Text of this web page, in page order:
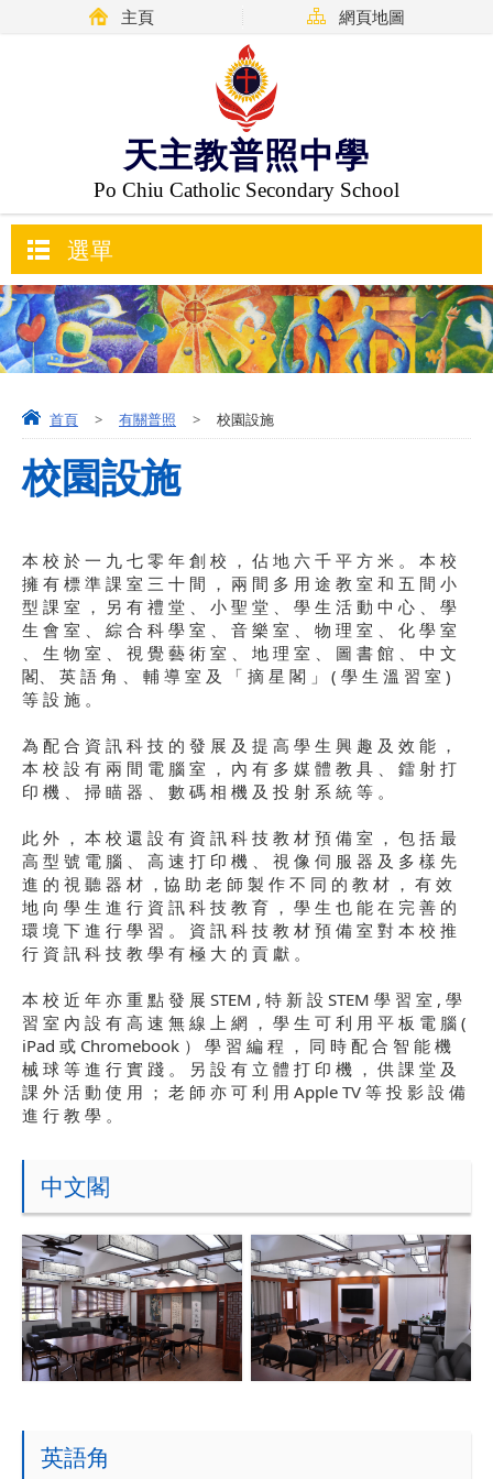
天主教普照中學
Po Chiu Catholic Secondary School
主頁 網頁地圖
選單
首頁 > 有關普照 > 校園設施
校園設施
本 校 於 一 九 七 零 年 創 校 ， 佔 地 六 千 平 方 米 。 本 校
擁 有 標 準 課 室 三 十 間 ， 兩 間 多 用 途 教 室 和 五 間 小
型 課 室 ， 另 有 禮 堂 、 小 聖 堂 、 學 生 活 動 中 心 、 學
生 會 室 、 綜 合 科 學 室 、 音 樂 室 、 物 理 室 、 化 學 室
、 生 物 室 、 視 覺 藝 術 室 、 地 理 室 、 圖 書 館 、 中 文
閣、 英 語 角 、 輔 導 室 及 「 摘 星 閣 」 ( 學 生 溫 習 室 )
等 設 施 。
為 配 合 資 訊 科 技 的 發 展 及 提 高 學 生 興 趣 及 效 能 ，
本 校 設 有 兩 間 電 腦 室 ， 內 有 多 媒 體 教 具 、 鐳 射 打
印 機 、 掃 瞄 器 、 數 碼 相 機 及 投 射 系 統 等 。
此 外 ， 本 校 還 設 有 資 訊 科 技 教 材 預 備 室 ， 包 括 最
高 型 號 電 腦 、 高 速 打 印 機 、 視 像 伺 服 器 及 多 樣 先
進 的 視 聽 器 材 ，協 助 老 師 製 作 不 同 的 教 材 ， 有 效
地 向 學 生 進 行 資 訊 科 技 教 育 ， 學 生 也 能 在 完 善 的
環 境 下 進 行 學 習 。 資 訊 科 技 教 材 預 備 室 對 本 校 推
行 資 訊 科 技 教 學 有 極 大 的 貢 獻 。
本 校 近 年 亦 重 點 發 展 STEM , 特 新 設 STEM 學 習 室 , 學
習 室 內 設 有 高 速 無 線 上 網 ， 學 生 可 利 用 平 板 電 腦 (
iPad 或 Chromebook ） 學 習 編 程 ， 同 時 配 合 智 能 機
械 球 等 進 行 實 踐 。 另 設 有 立 體 打 印 機 ， 供 課 堂 及
課 外 活 動 使 用 ； 老 師 亦 可 利 用 Apple TV 等 投 影 設 備
進 行 教 學 。
中文閣
英語角